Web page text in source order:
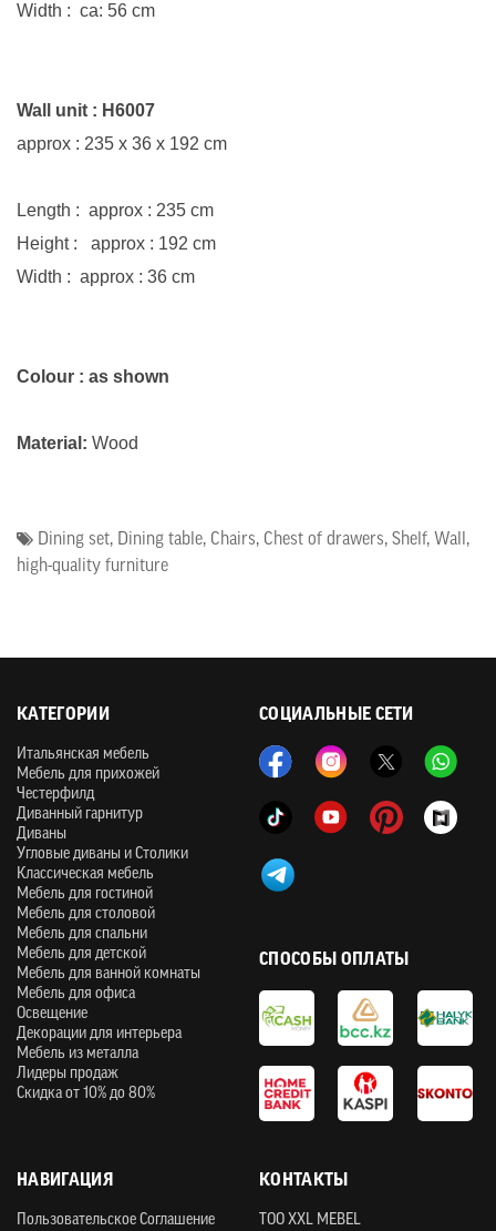
Width : ca: 56 cm
Wall unit : H6007
approx : 235 x 36 x 192 cm
Length : approx : 235 cm
Height : approx : 192 cm
Width : approx : 36 cm
Colour : as shown
Material: Wood
Dining set, Dining table, Chairs, Chest of drawers, Shelf, Wall,
high-quality furniture
СОЦИАЛЬНЫЕ СЕТИ
КАТЕГОРИИ
Итальянская мебель
Мебель для прихожей
Честерфилд
Диванный гарнитур
Диваны
Угловые диваны и Столики
Классическая мебель
Мебель для гостиной
Мебель для столовой
Мебель для спальни
Мебель для детской
Мебель для ванной комнаты
Мебель для офиса
Освещение
Декорации для интерьера
Мебель из металла
Лидеры продаж
Скидка от 10% до 80%
НАВИГАЦИЯ
Пользовательское Соглашение
СПОСОБЫ ОПЛАТЫ
КОНТАКТЫ
ТOO XXL MEBEL